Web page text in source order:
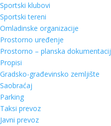
Sportski klubovi
Sportski tereni
Omladinske organizacije
Prostorno uređenje
Prostorno – planska
Propisi
Gradsko-građevinsko zemljište
Saobraćaj
Parking
Taksi prevoz
Javni prevoz